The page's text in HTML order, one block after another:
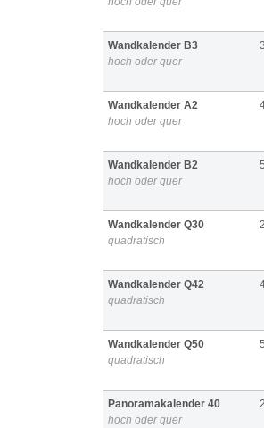
Wandkalender B3
hoch oder quer
Wandkalender A2
hoch oder quer
Wandkalender B2
hoch oder quer
Wandkalender Q30
quadratisch
Wandkalender Q42
quadratisch
Wandkalender Q50
quadratisch
Panoramakalender 40
hoch oder quer